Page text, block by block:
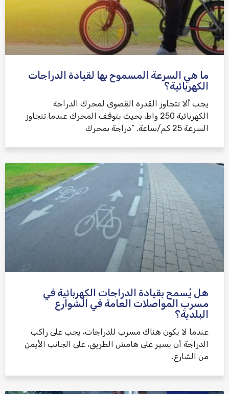
ما هي السرعة المسموح بها لقيادة الدراجات
الكهربائية؟
يجب ألا تتجاوز القدرة القصوى لمحرك الدراجة
الكهربائية 250 واط، بحيث يتوقف المحرك عندما تتجاوز
السرعة 25 كم/ساعة. “دراجة بمحرك
هل يُسمح بقيادة الدراجات الكهربائية في
مسرب المواصلات العامة في الشوارع
البلدية؟
عندما لا يكون هناك مسرب للدراجات، يجب على راكب
الدراجة أن يسير على هامش الطريق، على الجانب الأيمن
من الشارع.